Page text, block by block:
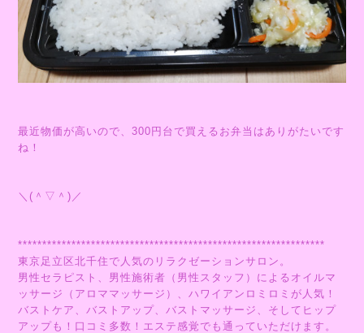
最近物価が高いので、300円台で買えるお弁当はありがたいです
ね！
＼(＾▽＾)／
***************************************************************
東京足立区北千住で人気のリラクゼーションサロン。
男性セラピスト、男性施術者（男性スタッフ）によるオイルマ
ッサージ（アロママッサージ）、ハワイアンロミロミが人気！
バストケア、バストアップ、バストマッサージ、そしてヒップ
アップも！口コミ多数！エステ感覚でも通っていただけます。